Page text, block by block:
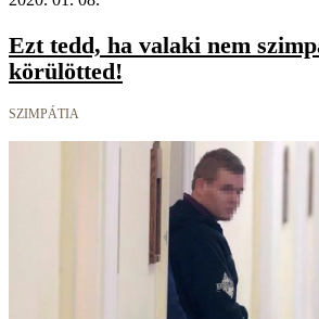
Ezt tedd, ha valaki nem
körülötted!
SZIMPÁTIA